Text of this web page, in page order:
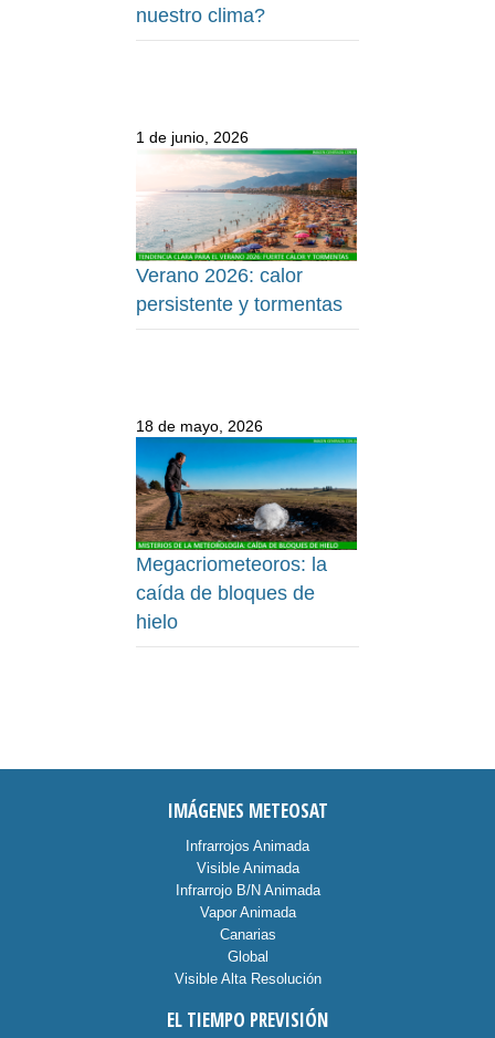
nuestro clima?
1 de junio, 2026
Verano 2026: calor
persistente y tormentas
18 de mayo, 2026
Megacriometeoros: la
caída de bloques de
hielo
IMÁGENES METEOSAT
Infrarrojos Animada
Visible Animada
Infrarrojo B/N Animada
Vapor Animada
Canarias
Global
Visible Alta Resolución
EL TIEMPO PREVISIÓN